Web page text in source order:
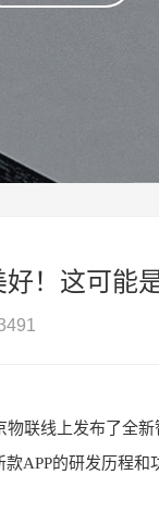
！这可能
物联线上发布了全
APP的研发历程和